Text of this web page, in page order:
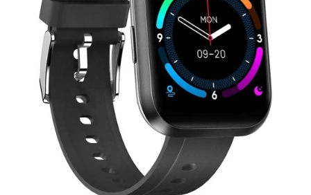
Получайте товар
выбранный способом
Оставшиеся75
% будут
списываться
с вашей карты
по
%каждые 2 недели
Подробнее